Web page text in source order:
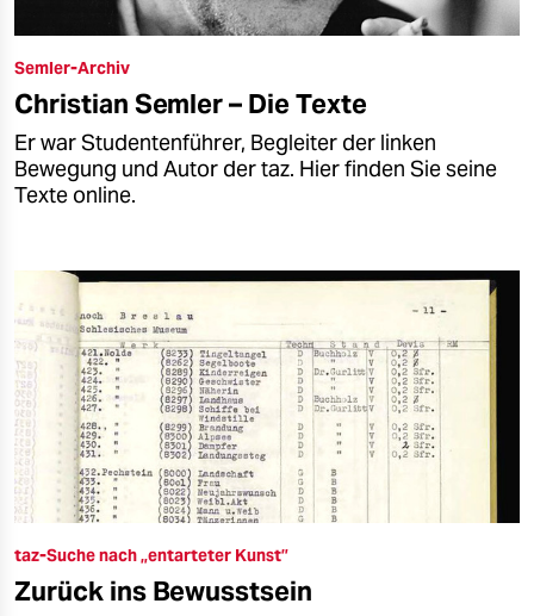
Semler-Archiv
Christian Semler – Die Texte
Er war Studentenführer, Begleiter der linken
Bewegung und Autor der taz. Hier finden Sie seine
Texte online.
taz-Suche nach „entarteter Kunst”
Zurück ins Bewusstsein